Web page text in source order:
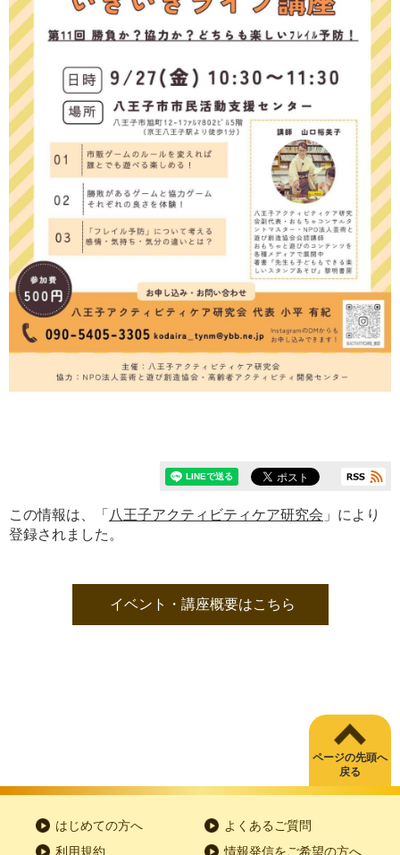
この情報は、「 八王子アクティビティケア研究会 」により
登録されました。
イベント・講座概要はこちら
ページの先頭へ
戻る
はじめての方へ
よくあるご質問
利用規約
情報発信をご希望の方へ